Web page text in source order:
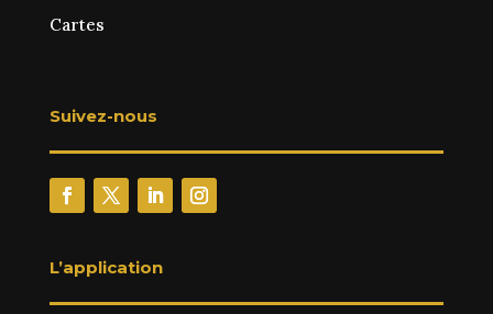
Cartes
Suivez-nous
L’application